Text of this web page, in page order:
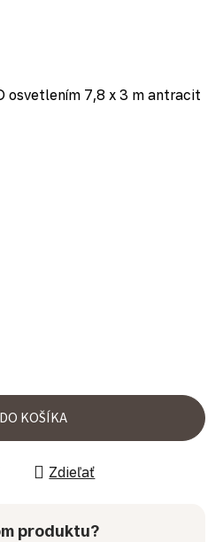
osvetlením 7,8 x 3 m antracit
DO KOŠÍKA
Zdieľať
produktu?